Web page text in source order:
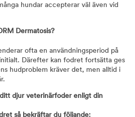
hundar accepterar väl även vid
Dermatosis?
ofta en användningsperiod på
Därefter kan fodret fortsätta ges
hudproblem kräver det, men alltid i
djur veterinärfoder enligt din
så bekräftar du följande: